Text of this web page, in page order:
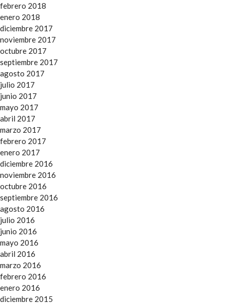
febrero 2018
enero 2018
diciembre 2017
noviembre 2017
octubre 2017
septiembre 2017
agosto 2017
julio 2017
junio 2017
mayo 2017
abril 2017
marzo 2017
febrero 2017
enero 2017
diciembre 2016
noviembre 2016
octubre 2016
septiembre 2016
agosto 2016
julio 2016
junio 2016
mayo 2016
abril 2016
marzo 2016
febrero 2016
enero 2016
diciembre 2015